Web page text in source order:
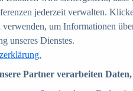
mehr als 39.000 Online-Shops
jederzeit verwalten.
verwenden, um Informationen
unseres Dienstes.
Partner verarbeiten